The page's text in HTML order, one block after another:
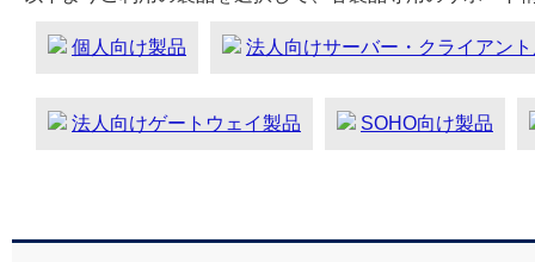
個人向け製品 法人向けサーバー・クライアン
法人向けゲートウェイ製品 SOHO向け製品